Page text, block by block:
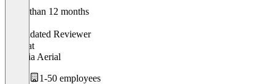
Older than 12 months
Validated Reviewer
at
Bavaria Aerial
1-50 employees